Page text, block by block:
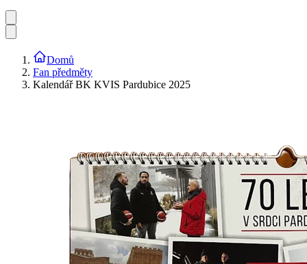
Domů
Fan předměty
Kalendář BK KVIS Pardubice 2025